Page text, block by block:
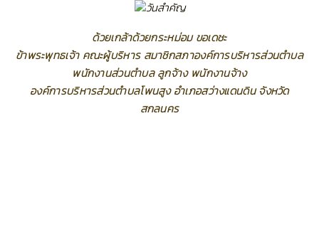
ด้วยเกล้าด้วยกระหม่อม ขอเดชะ
ข้าพระพุทธเจ้า คณะผู้บริหาร สมาชิกสภาองค์การบริหารส่วนตำบล
พนักงานส่วนตำบล ลูกจ้าง พนักงานจ้าง
องค์การบริหารส่วนตำบลโพนสูง อำเภอสว่างแดนดิน จังหวัด
สกลนคร